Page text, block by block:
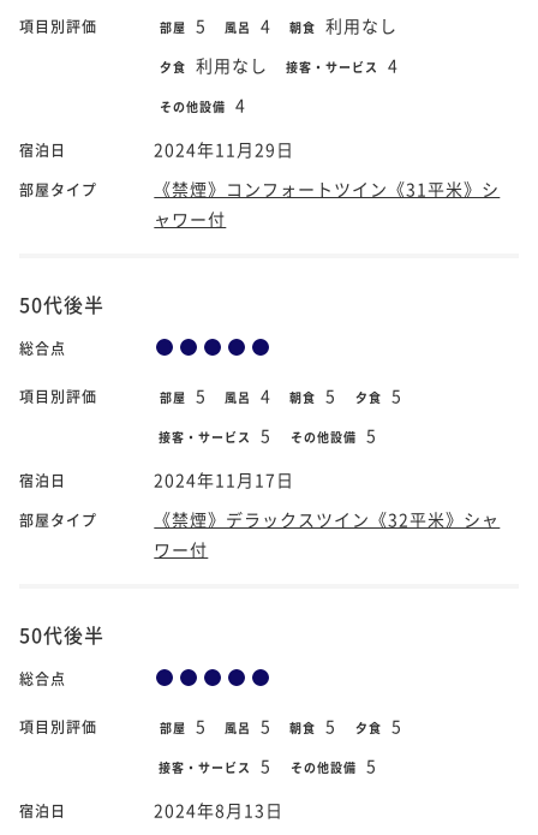
項目別評価 部屋 5 風呂 4 朝食 利用なし
夕食 利用なし 接客・サービス 4
その他設備 4
宿泊日 2024年11月29日
部屋タイプ
《禁煙》コンフォートツイン《31平米》シ
ャワー付
50代後半
総合点
項目別評価 部屋 5 風呂 4 朝食 5 夕食 5
接客・サービス 5 その他設備 5
宿泊日 2024年11月17日
部屋タイプ
《禁煙》デラックスツイン《32平米》シャ
ワー付
50代後半
総合点
項目別評価 部屋 5 風呂 5 朝食 5 夕食 5
接客・サービス 5 その他設備 5
宿泊日 2024年8月13日